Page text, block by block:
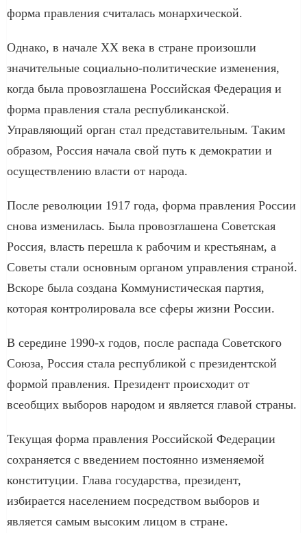
форма правления считалась монархической.
Однако, в начале XX века в стране произошли
значительные социально-политические изменения,
когда была провозглашена Российская Федерация и
форма правления стала республиканской.
Управляющий орган стал представительным. Таким
образом, Россия начала свой путь к демократии и
осуществлению власти от народа.
После революции 1917 года, форма правления России
снова изменилась. Была провозглашена Советская
Россия, власть перешла к рабочим и крестьянам, а
Советы стали основным органом управления страной.
Вскоре была создана Коммунистическая партия,
которая контролировала все сферы жизни России.
В середине 1990-х годов, после распада Советского
Союза, Россия стала республикой с президентской
формой правления. Президент происходит от
всеобщих выборов народом и является главой страны.
Текущая форма правления Российской Федерации
сохраняется с введением постоянно изменяемой
конституции. Глава государства, президент,
избирается населением посредством выборов и
является самым высоким лицом в стране.